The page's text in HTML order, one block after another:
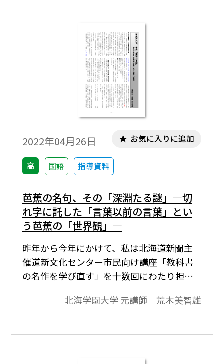
2022年04月26日
高 国語 指導資料
お気に入りに追加
芭蕉の名句、その「深淵たる謎」―切
れ字に託した「言葉以前の言葉」とい
う芭蕉の「世界観」―
昨年から今年にかけて、私は北海道新聞主
催道新文化センター市民向け講座「教科書
の名作を学び直す」を十数回にわたり担当
が、衰えることのない鋭い問題意識から、
かけてきた。この体験は私の知的探求心を
思い至った。そこで本稿では、松尾芭蕉の
北海学園大学 元講師 荒木美智雄